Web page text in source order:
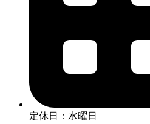
定休日：水曜日